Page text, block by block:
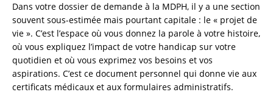
Dans votre dossier de demande à la MDPH, il y a une section
souvent sous-estimée mais pourtant capitale : le « projet de
vie ». C’est l’espace où vous donnez la parole à votre histoire,
où vous expliquez l’impact de votre handicap sur votre
quotidien et où vous exprimez vos besoins et vos
aspirations. C’est ce document personnel qui donne vie aux
certificats médicaux et aux formulaires administratifs.